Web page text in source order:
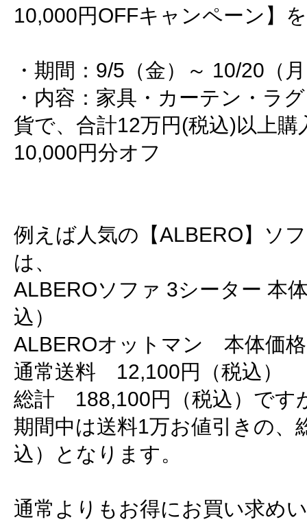
10,000円OFFキャンペーン】
・期間：9/5（金）～ 10/20（
・内容：家具・カーテン・ラ
貨で、合計12万円(税込)以上購
10,000円分オフ
例えば人気の【ALBERO】ソ
は、
ALBEROソファ 3シーター 本
込）
ALBEROオットマン 本体価
通常送料 12,100円（税込）
総計 188,100円（税込）です
期間中は送料1万お値引きの、
込）となります。
通常よりもお得にお買い求め